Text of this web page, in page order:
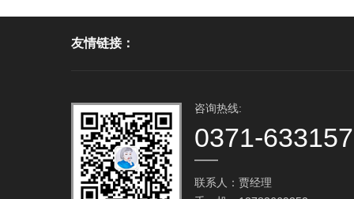
友情链接：
咨询热线:
0371-
联系人：贾经理